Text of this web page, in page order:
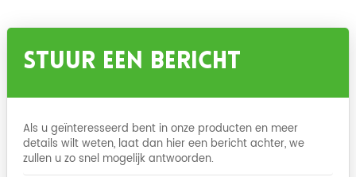
Stuur Een Bericht
Als u geïnteresseerd bent in onze producten en meer
details wilt weten, laat dan hier een bericht achter, we
zullen u zo snel mogelijk antwoorden.